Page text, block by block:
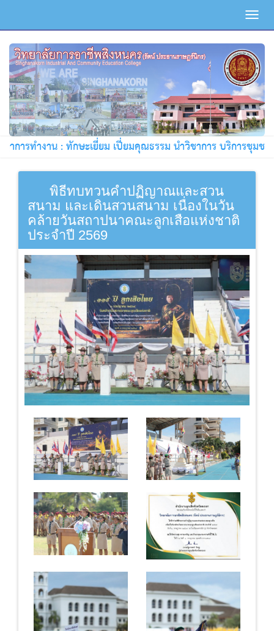
รทำงาน : ทักษะเยี่ยม เปี่ยมคุณธรรม นำวิชาการ บริการชุมชน !!!
พิธีทบทวนคำปฏิญาณและสวน
สนาม และเดินสวนสนาม เนื่องในวัน
คล้ายวันสถาปนาคณะลูกเสือแห่งชาติ
ประจำปี 2569